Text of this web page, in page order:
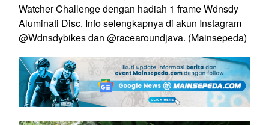
Watcher Challenge dengan hadiah 1 frame Wdnsdy
Aluminati Disc. Info selengkapnya di akun Instagram
@Wdnsdybikes dan @racearoundjava. (Mainsepeda)